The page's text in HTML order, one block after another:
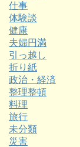
仕事
体験談
健康
夫婦円満
引っ越し
折り紙
政治・経済
整理整頓
料理
旅行
未分類
災害